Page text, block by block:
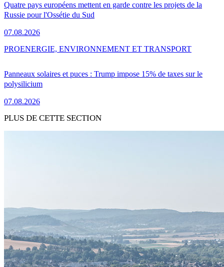
Quatre pays européens mettent en garde contre les projets de la
Russie pour l'Ossétie du Sud
07.08.2026
Panneaux solaires et puces : Trump impose 15% de taxes sur le
polysilicium
07.08.2026
PROENERGIE, ENVIRONNEMENT ET TRANSPORT
PLUS DE CETTE SECTION